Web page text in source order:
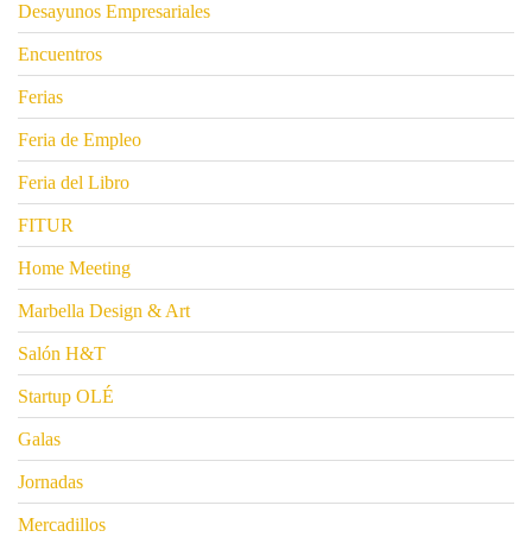
Desayunos Empresariales
Encuentros
Ferias
Feria de Empleo
Feria del Libro
FITUR
Home Meeting
Marbella Design & Art
Salón H&T
Startup OLÉ
Galas
Jornadas
Mercadillos